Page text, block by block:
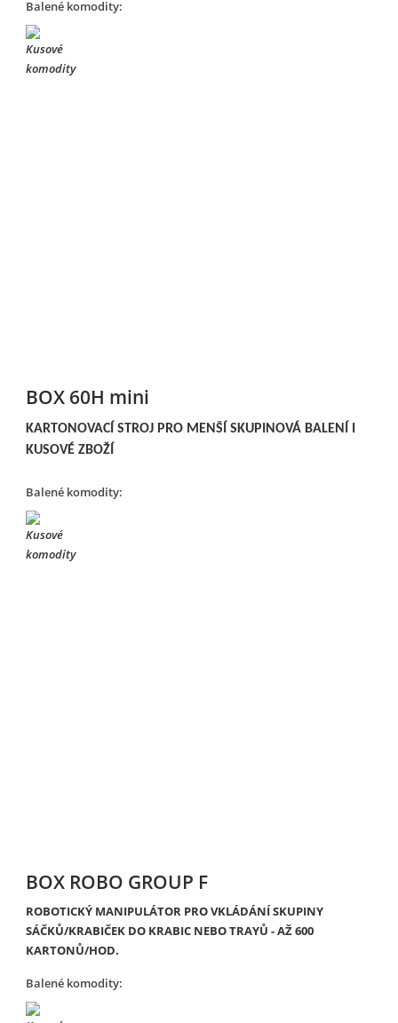
Balené komodity:
BOX 60H mini
KARTONOVACÍ STROJ PRO MENŠÍ SKUPINOVÁ BALENÍ I
KUSOVÉ ZBOŽÍ
Balené komodity:
BOX ROBO GROUP F
ROBOTICKÝ MANIPULÁTOR PRO VKLÁDÁNÍ SKUPINY
SÁČKŮ/KRABIČEK DO KRABIC NEBO TRAYŮ - AŽ 600
KARTONŮ/HOD.
Balené komodity: